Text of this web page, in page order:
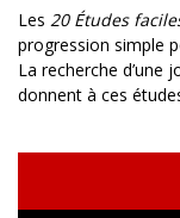
Les 20 Études
progression simple
La recherche d’une
donnent à ces